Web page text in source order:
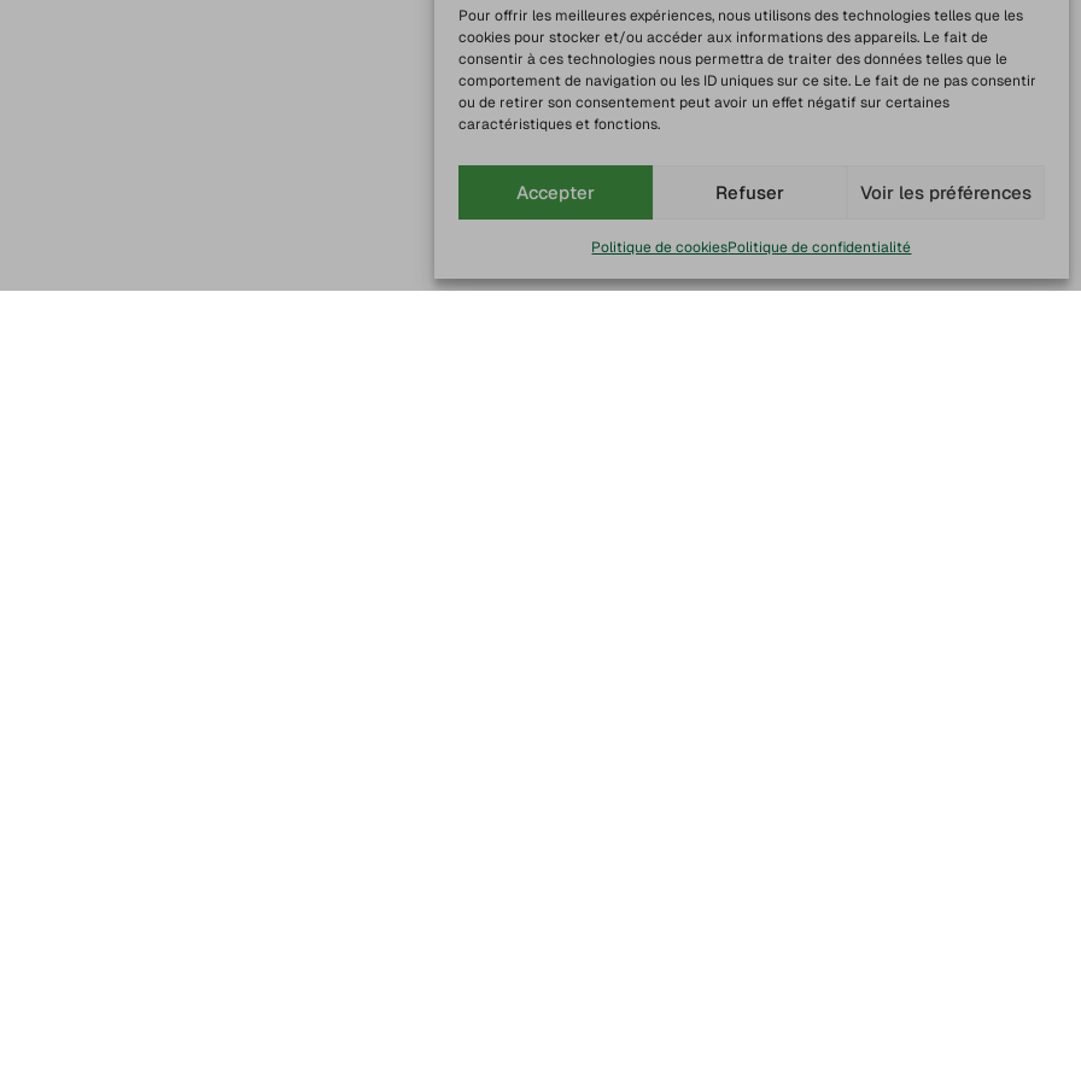
Pour offrir les meilleures expériences, nous utilisons des technologies telles que les
cookies pour stocker et/ou accéder aux informations des appareils. Le fait de
consentir à ces technologies nous permettra de traiter des données telles que le
comportement de navigation ou les ID uniques sur ce site. Le fait de ne pas consentir
ou de retirer son consentement peut avoir un effet négatif sur certaines
caractéristiques et fonctions.
Accepter Refuser Voir les préférences
Politique de cookiesPolitique de confidentialité